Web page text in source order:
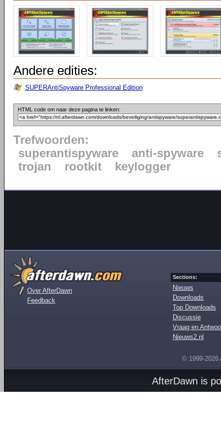
Andere edities:
SUPERAntiSpyware Professional Edition
HTML code om naar deze pagina te linken:
Trefwoorden:
superantispyware
anti-spyware
trojan
rootkit keylogger
Over AfterDawn
Feedback
Sections:
Nieuws
Downloads
Top Downloads
Discussie
Vraag en
Nieuws2.nl
© 1999-2026
AfterDawn is